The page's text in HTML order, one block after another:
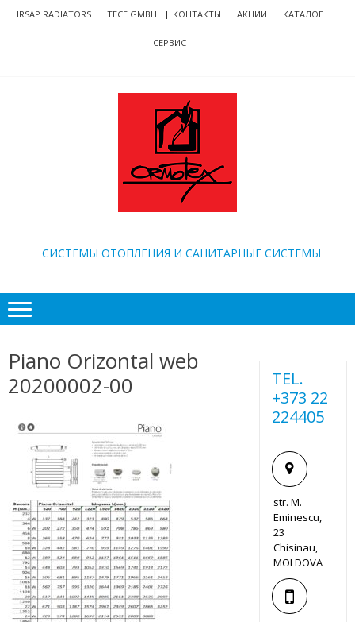
Skip
SkipIRSAP RADIATORS TECE GMBH КОНТАКТЫ АКЦИИ КАТАЛОГ
СЕРВИС
CИСТЕМЫ ОТОПЛЕНИЯ И САНИТАРНЫЕ СИСТЕМЫ
Piano Orizontal web
20200002-00
TEL.
+373 22
224405
str. M.
Eminescu,
23
Chisinau,
MOLDOVA